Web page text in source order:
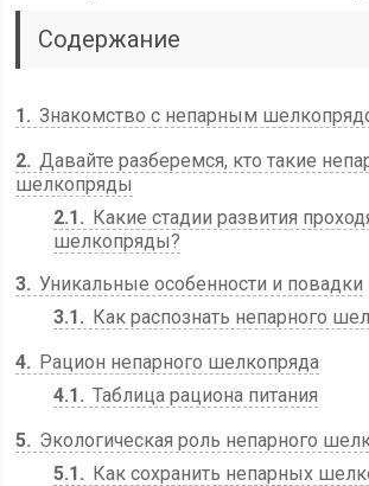
Содержание
1
Знакомство с непарным
2 Давайте разберемся, кто такие
шелкопряды
2.1
Какие стадии развития
шелкопряды?
3 Уникальные особенности и повадки
3.1
Как распознать непарного
4
Рацион непарного шелкопряда
4.1
Таблица рациона питания
5
Экологическая роль непарного
5.1
Как сохранить непарных